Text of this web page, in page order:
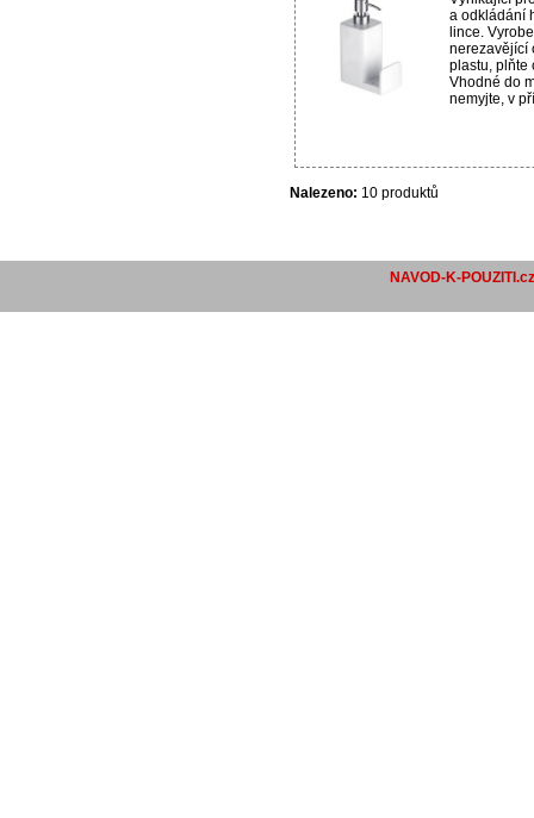
a odkládání
lince.
nerezavějící
plastu, plňte
Vhodné do
nemyjte, v
Nalezeno: 10 produktů
NAVOD-K-POUZITI.cz